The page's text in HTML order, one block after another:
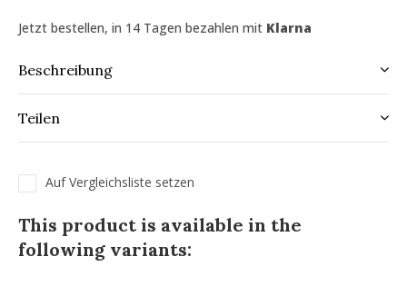
Jetzt bestellen, in 14 Tagen bezahlen mit Klarna
Beschreibung
Teilen
Auf Vergleichsliste setzen
This product is available in the
following variants: